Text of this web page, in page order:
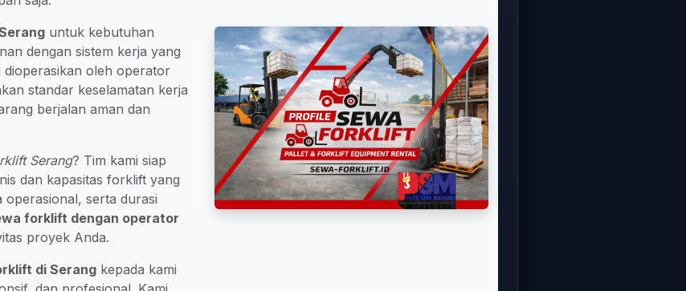
untuk kebutuhan
dengan sistem kerja yang
oleh operator
standar keselamatan kerja
berjalan aman dan
Serang? Tim kami siap
dan kapasitas forklift yang
operasional, serta durasi
forklift dengan operator
proyek Anda.
di Serang kepada kami